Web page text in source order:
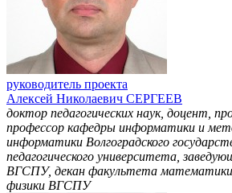
руководитель проекта
Алексей Николаевич СЕРГЕЕВ
доктор педагогических наук, доцент,
профессор кафедры информатики и
информатики Волгоградского
педагогического университета,
ВГСПУ, декан факультета
физики ВГСПУ